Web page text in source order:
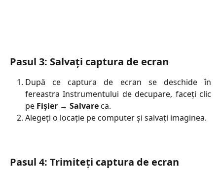
Pasul 3: Salvați captura de ecran
După ce captura de ecran se deschide în
fereastra Instrumentului de decupare, faceți clic
pe Fișier → Salvareca.
Alegeți o locație pe computer și salvați imaginea.
Pasul 4: Trimiteți captura de ecran